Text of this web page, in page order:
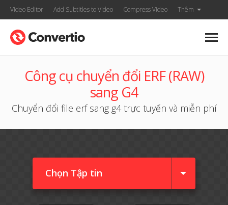
Video Editor Add Subtitles to Video Compress Video Thêm
Công cụ chuyển đổi ERF (RAW)
sang G4
Chuyển đổi file erf sang g4 trực tuyến và miễn phí
Chọn Tập tin